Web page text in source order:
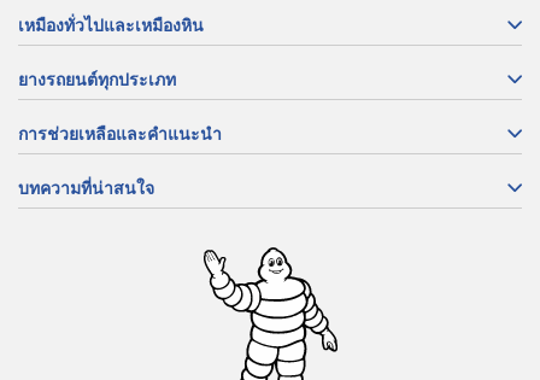
เหมืองทั่วไปและเหมืองหิน
ยางรถยนต์ทุกประเภท
การช่วยเหลือและคำแนะนำ
บทความที่น่าสนใจ